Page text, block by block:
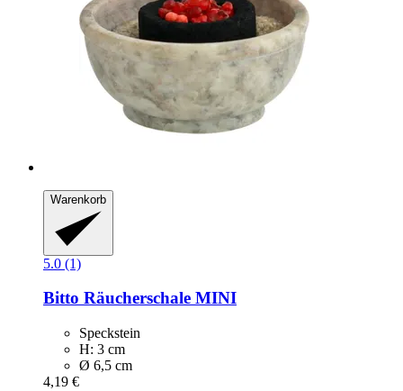
Warenkorb
5.0 (1)
Bitto Räucherschale MINI
Speckstein
H: 3 cm
Ø 6,5 cm
4,19 €